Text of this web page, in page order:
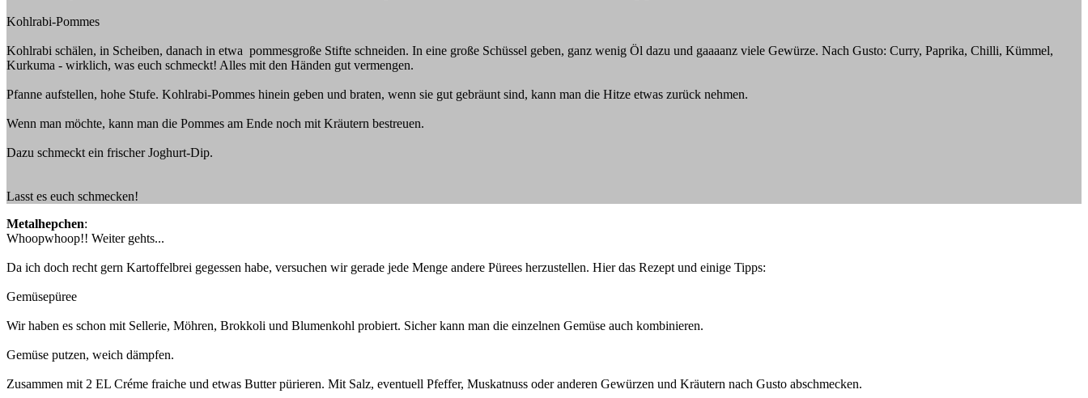
Kohlrabi-Pommes
Kohlrabi schälen, in Scheiben, danach in etwa pommesgroße Stifte schneiden. In eine große Schüssel geben, ganz wenig Öl dazu und gaaaanz viele Gewürze. Nach Gusto: Curry, Paprika, Chilli, Kümmel,
Kurkuma - wirklich, was euch schmeckt! Alles mit den Händen gut vermengen.
Pfanne aufstellen, hohe Stufe. Kohlrabi-Pommes hinein geben und braten, wenn sie gut gebräunt sind, kann man die Hitze etwas zurück nehmen.
Wenn man möchte, kann man die Pommes am Ende noch mit Kräutern bestreuen.
Dazu schmeckt ein frischer Joghurt-Dip.
Lasst es euch schmecken!
Metalhepchen:
Whoopwhoop!! Weiter gehts...
Da ich doch recht gern Kartoffelbrei gegessen habe, versuchen wir gerade jede Menge andere Pürees herzustellen. Hier das Rezept und einige Tipps:
Gemüsepüree
Wir haben es schon mit Sellerie, Möhren, Brokkoli und Blumenkohl probiert. Sicher kann man die einzelnen Gemüse auch kombinieren.
Gemüse putzen, weich dämpfen.
Zusammen mit 2 EL Créme fraiche und etwas Butter pürieren. Mit Salz, eventuell Pfeffer, Muskatnuss oder anderen Gewürzen und Kräutern nach Gusto abschmecken.